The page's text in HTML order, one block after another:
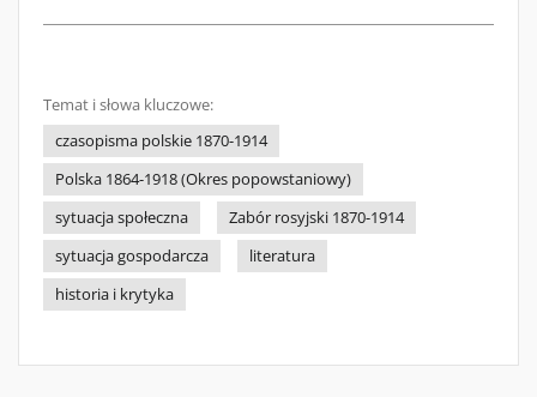
Temat i słowa kluczowe:
czasopisma polskie 1870-1914
Polska 1864-1918 (Okres popowstaniowy)
sytuacja społeczna
Zabór rosyjski 1870-1914
sytuacja gospodarcza
literatura
historia i krytyka